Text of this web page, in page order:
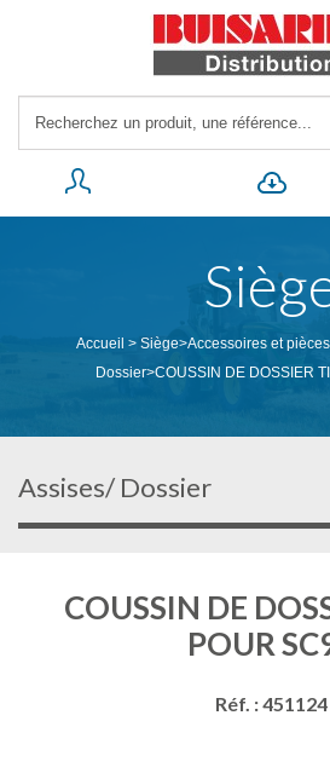
Accueil > Siège>Accessoires et
Dossier>COUSSIN DE DOSSIER
Assises/ Dossier
COUSSIN DE
POUR
Réf. : 451124